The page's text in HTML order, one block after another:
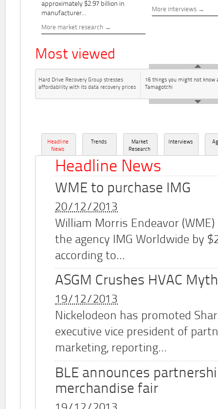
approximately $2.97 billion in
manufacturer...
More market research
More interviews
Most viewed
Hard Drive Recovery Group stresses
affordability with its data recovery prices
16 things you might not know
Tamagotchi
Headline
News
Trends
Market
Research
Interviews
Headline News
WME to purchase IMG
20/12/2013
William Morris Endeavor
the agency IMG Worldwide by
according to...
ASGM Crushes HVAC
19/12/2013
Nickelodeon has promoted
executive vice president of
marketing, reporting...
BLE announces
merchandise fair